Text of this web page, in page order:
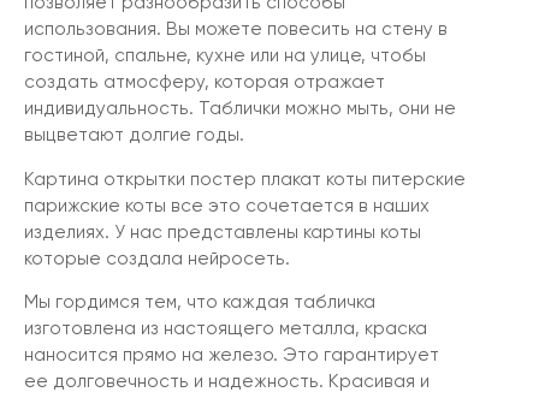
использования. Вы можете повесить на стену в
гостиной, спальне, кухне или на улице, чтобы
создать атмосферу, которая отражает
индивидуальность. Таблички можно мыть, они не
выцветают долгие годы.
Картина открытки постер плакат коты питерские
парижские коты все это сочетается в наших
изделиях. У нас представлены картины коты
которые создала нейросеть.
Мы гордимся тем, что каждая табличка
изготовлена из настоящего металла, краска
наносится прямо на железо. Это гарантирует
ее долговечность и надежность. Красивая и